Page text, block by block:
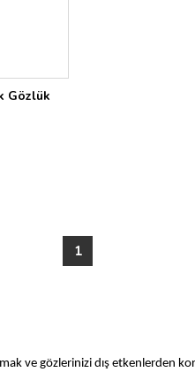
Gözlük
1
ve gözlerinizi dış etkenlerden